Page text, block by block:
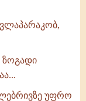
ზოგადი
უფრო